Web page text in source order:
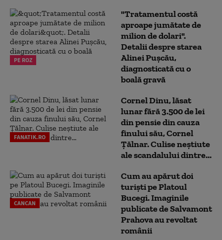
PE ROZ
"Tratamentul costă
aproape jumătate de
milion de dolari".
Detalii despre starea
Alinei Pușcău,
diagnosticată cu o
boală gravă
FANATIK.RO
Cornel Dinu, lăsat
lunar fără 3.500 de lei
din pensie din cauza
finului său, Cornel
Țălnar. Culise neștiute
ale scandalului dintre...
CANCAN
Cum au apărut doi
turiști pe Platoul
Bucegi. Imaginile
publicate de Salvamont
Prahova au revoltat
românii